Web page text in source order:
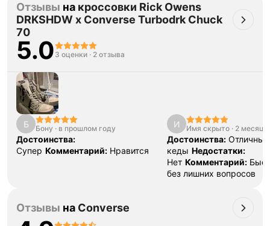
Отзывы на кроссовки Rick Owens
DRKSHDW x Converse Turbodrk Chuck
70
5.0 3 оценки · 2 отзыва
Б Бону · в прошлом году
Достоинства:
Супер Комментарий: Нравится
И Имя скрыто · 2 месяца
Достоинства: Отличные
кеды Недостатки:
Нет Комментарий:
без лишних вопросов
Отзывы на Converse